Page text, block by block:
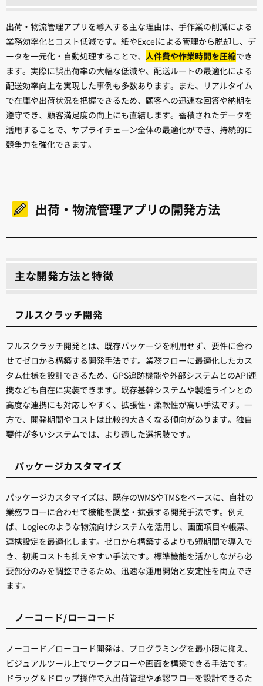
出荷・物流管理アプリを導入する主な理由は、手作業の削減による
業務効率化とコスト低減です。紙やExcelによる管理から脱却し、デ
ータを一元化・自動処理することで、 人件費や作業時間を圧縮でき
ます。実際に誤出荷率の大幅な低減や、配送ルートの最適化による
配送効率向上を実現した事例も多数あります。また、リアルタイム
で在庫や出荷状況を把握できるため、顧客への迅速な回答や納期を
遵守でき、顧客満足度の向上にも直結します。蓄積されたデータを
活用することで、サプライチェーン全体の最適化ができ、持続的に
競争力を強化できます。
出荷・物流管理アプリの開発方法
主な開発方法と特徴
フルスクラッチ開発
フルスクラッチ開発とは、既存パッケージを利用せず、要件に合わ
せてゼロから構築する開発手法です。業務フローに最適化したカス
タム仕様を設計できるため、GPS追跡機能や外部システムとのAPI連
携なども自在に実装できます。既存基幹システムや製造ラインとの
高度な連携にも対応しやすく、拡張性・柔軟性が高い手法です。一
方で、開発期間やコストは比較的大きくなる傾向があります。独自
要件が多いシステムでは、より適した選択肢です。
パッケージカスタマイズ
パッケージカスタマイズは、既存のWMSやTMSをベースに、自社の
業務フローに合わせて機能を調整・拡張する開発手法です。例え
ば、Logiecのような物流向けシステムを活用し、画面項目や帳票、
連携設定を最適化します。ゼロから構築するよりも短期間で導入で
き、初期コストも抑えやすい手法です。標準機能を活かしながら必
要部分のみを調整できるため、迅速な運用開始と安定性を両立でき
ます。
ノーコード/ローコード
ノーコード／ローコード開発は、プログラミングを最小限に抑え、
ビジュアルツール上でワークフローや画面を構築できる手法です。
ドラッグ＆ドロップ操作で入出荷管理や承認フローを設計できるた